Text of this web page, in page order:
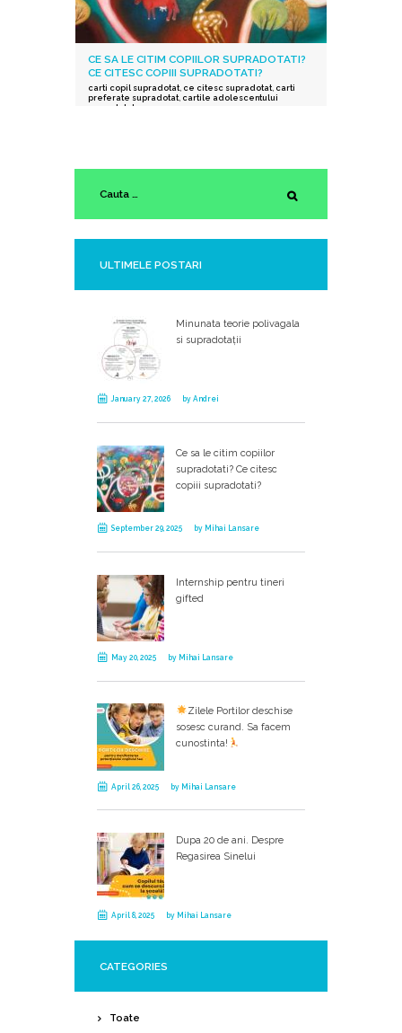
CE SA LE CITIM COPIILOR SUPRADOTATI?
CE CITESC COPIII SUPRADOTATI?
carti copil supradotat, ce citesc supradotat, carti
preferate supradotat, cartile adolescentului
supradotat
ULTIMELE POSTARI
Minunata teorie polivagala
si supradotații
January 27, 2026 byAndrei
Ce sa le citim copiilor
supradotati? Ce citesc
copiii supradotati?
September 29, 2025 by Mihai Lansare
Internship pentru tineri
gifted
May 20, 2025 by Mihai Lansare
Zilele Portilor deschise
sosesc curand. Sa facem
cunostinta!
April 26, 2025 by Mihai Lansare
Dupa 20 de ani. Despre
Regasirea Sinelui
April 8, 2025 by Mihai Lansare
CATEGORIES
Toate